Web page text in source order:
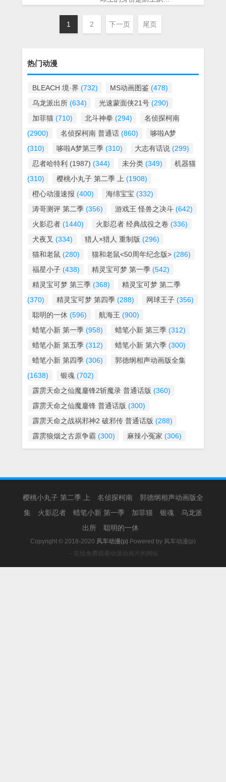
1 2 下一页 尾页
热门动漫
BLEACH 境·界 (732) MS动画图鉴 (478)
乌龙派出所 (634) 光速蒙面侠21号 (290)
加菲猫 (710) 北斗神拳 (294)
名侦探柯南
(2900)
名侦探柯南 普通话 (860)
哆啦A梦
(310)
哆啦A梦第三季 (310) 大志有话说 (299)
忍者哈特利 (1987) (344) 未分类 (349)
机器猫
(310)
樱桃小丸子 第二季 上 (1908)
橙心动漫速报 (400) 海绵宝宝 (332)
涛哥测评 第二季 (356) 游戏王 怪兽之决斗 (642)
火影忍者 (1440) 火影忍者 经典战役之卷 (336)
犬夜叉 (334) 猎人×猎人 重制版 (296)
猫和老鼠 (280) 猫和老鼠<50周年纪念版> (286)
福星小子 (438) 精灵宝可梦 第一季 (542)
精灵宝可梦 第三季 (368)
精灵宝可梦 第二季
(370)
精灵宝可梦 第四季 (288) 网球王子 (356)
聪明的一休 (596) 航海王 (900)
蜡笔小新 第一季 (958) 蜡笔小新 第三季 (312)
蜡笔小新 第五季 (312) 蜡笔小新 第六季 (300)
蜡笔小新 第四季 (306)
郭德纲相声动画版全集
(1638)
银魂 (702)
霹雳天命之仙魔鏖锋2斩魔录 普通话版 (360)
霹雳天命之仙魔鏖锋 普通话版 (300)
霹雳天命之战祸邪神2 破邪传 普通话版 (288)
霹雳狼烟之古原争霸 (300) 麻辣小冤家 (306)
樱桃小丸子 第二季 上 名侦探柯南
郭德纲相声动画版全
集
火影忍者 蜡笔小新 第一季 加菲猫 银魂
乌龙派
出所
聪明的一休
Copyright © 2018-2020 风车动漫(p) Powered by 风车动漫(p)
－在线免费观看动漫动画片的网站